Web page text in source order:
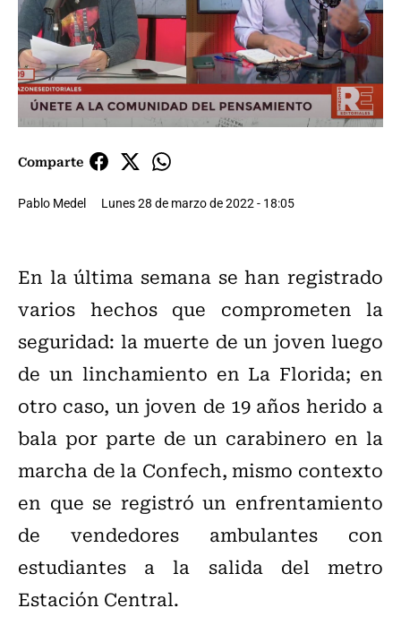
Comparte
Pablo Medel Lunes 28 de marzo de 2022 - 18:05
En la última semana se han registrado
varios hechos que comprometen la
seguridad: la muerte de un joven luego
de un linchamiento en La Florida; en
otro caso, un joven de 19 años herido a
bala por parte de un carabinero en la
marcha de la Confech, mismo contexto
en que se registró un enfrentamiento
de vendedores ambulantes con
estudiantes a la salida del metro
Estación Central.